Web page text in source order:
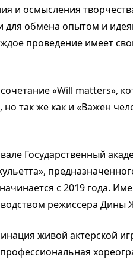
и осмысления
для обмена опытом и
проведение имеет
«Will matters»,
так же как и «Важен
Государственный
с 2019 года.
режиссера Дины
живой актерской